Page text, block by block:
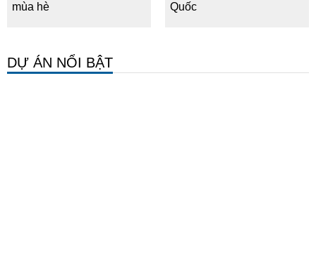
mùa hè
Quốc
DỰ ÁN NỔI BẬT